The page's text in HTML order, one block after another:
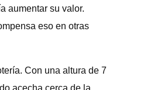
aumentar su valor.
eso en otras
Con una altura de 7